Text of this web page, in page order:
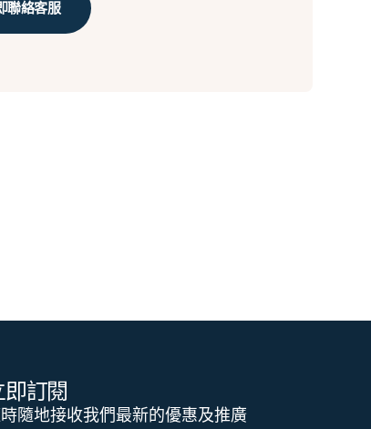
聯絡客服
即訂閱
隨地接收我們最新的優惠及推廣